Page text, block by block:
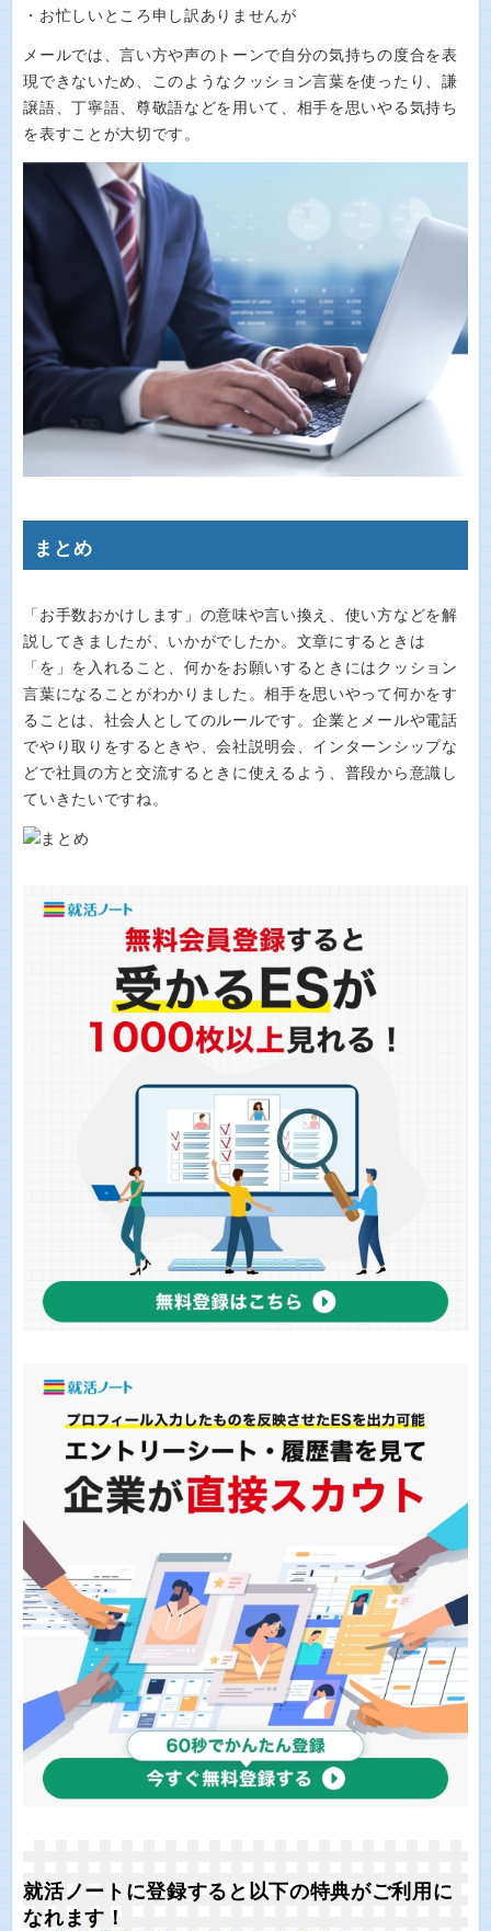
・お忙しいところ申し訳ありませんが
メールでは、言い方や声のトーンで自分の気持ちの度合を表
現できないため、このようなクッション言葉を使ったり、謙
譲語、丁寧語、尊敬語などを用いて、相手を思いやる気持ち
を表すことが大切です。
まとめ
「お手数おかけします」の意味や言い換え、使い方などを解
説してきましたが、いかがでしたか。文章にするときは
「を」を入れること、何かをお願いするときにはクッション
言葉になることがわかりました。相手を思いやって何かをす
ることは、社会人としてのルールです。企業とメールや電話
でやり取りをするときや、会社説明会、インターンシップな
どで社員の方と交流するときに使えるよう、普段から意識し
ていきたいですね。
就活ノートに登録すると以下の特典がご利用に
なれます！